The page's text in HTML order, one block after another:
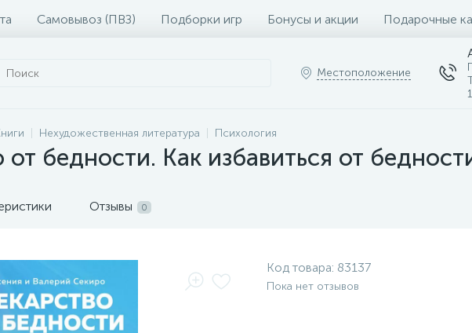
Самовывоз (ПВЗ) Подборки игр Бонусы и акции Подарочные
Местоположение
Нехудожественная литература Психология
от бедности. Как избавиться от
Отзывы 0
Код товара: 83137
Пока нет отзывов